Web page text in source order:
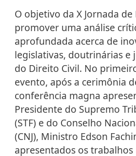
O objetivo da X Jornada
promover uma análise
aprofundada acerca de
legislativas, doutrinárias e
do Direito Civil. No
evento, após a cerimônia
conferência magna
Presidente do Supremo
(STF) e do Conselho
(CNJ), Ministro Edson
apresentados os trabalhos